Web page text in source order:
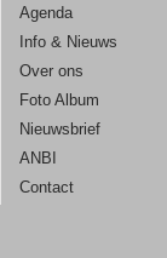
Agenda
Info & Nieuws
Over ons
Foto Album
Nieuwsbrief
ANBI
Contact